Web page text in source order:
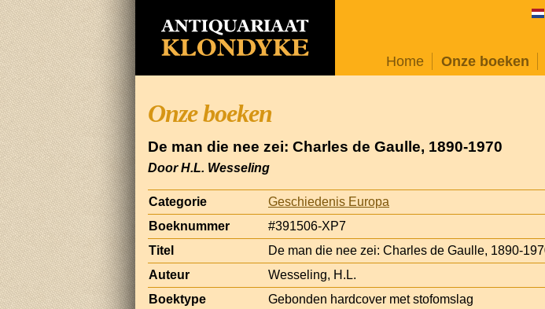
Home Onze boeken
Onze boeken
De man die nee zei: Charles de Gaulle, 1890-1970
Door H.L. Wesseling
Categorie
Geschiedenis Europa
Boeknummer
#391506-XP7
Titel
De man die nee zei: Charles de Gaulle, 1890-
Auteur
Wesseling, H.L.
Boektype
Gebonden hardcover met stofomslag